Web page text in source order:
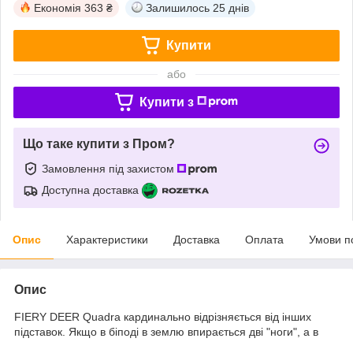
Економія 363 ₴ Залишилось 25 днів
Купити
або
Купити з
Що таке купити з Пром?
Замовлення під захистом
Доступна доставка
Опис Характеристики Доставка Оплата Умови
Опис
FIERY DEER Quadra кардинально відрізняється від інших
підставок. Якщо в біподі в землю впирається дві "ноги", а в